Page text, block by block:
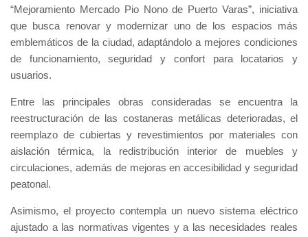
“Mejoramiento Mercado Pio Nono de Puerto Varas”, iniciativa
que busca renovar y modernizar uno de los espacios más
emblemáticos de la ciudad, adaptándolo a mejores condiciones
de funcionamiento, seguridad y confort para locatarios y
usuarios.
Entre las principales obras consideradas se encuentra la
reestructuración de las costaneras metálicas deterioradas, el
reemplazo de cubiertas y revestimientos por materiales con
aislación térmica, la redistribución interior de muebles y
circulaciones, además de mejoras en accesibilidad y seguridad
peatonal.
Asimismo, el proyecto contempla un nuevo sistema eléctrico
ajustado a las normativas vigentes y a las necesidades reales